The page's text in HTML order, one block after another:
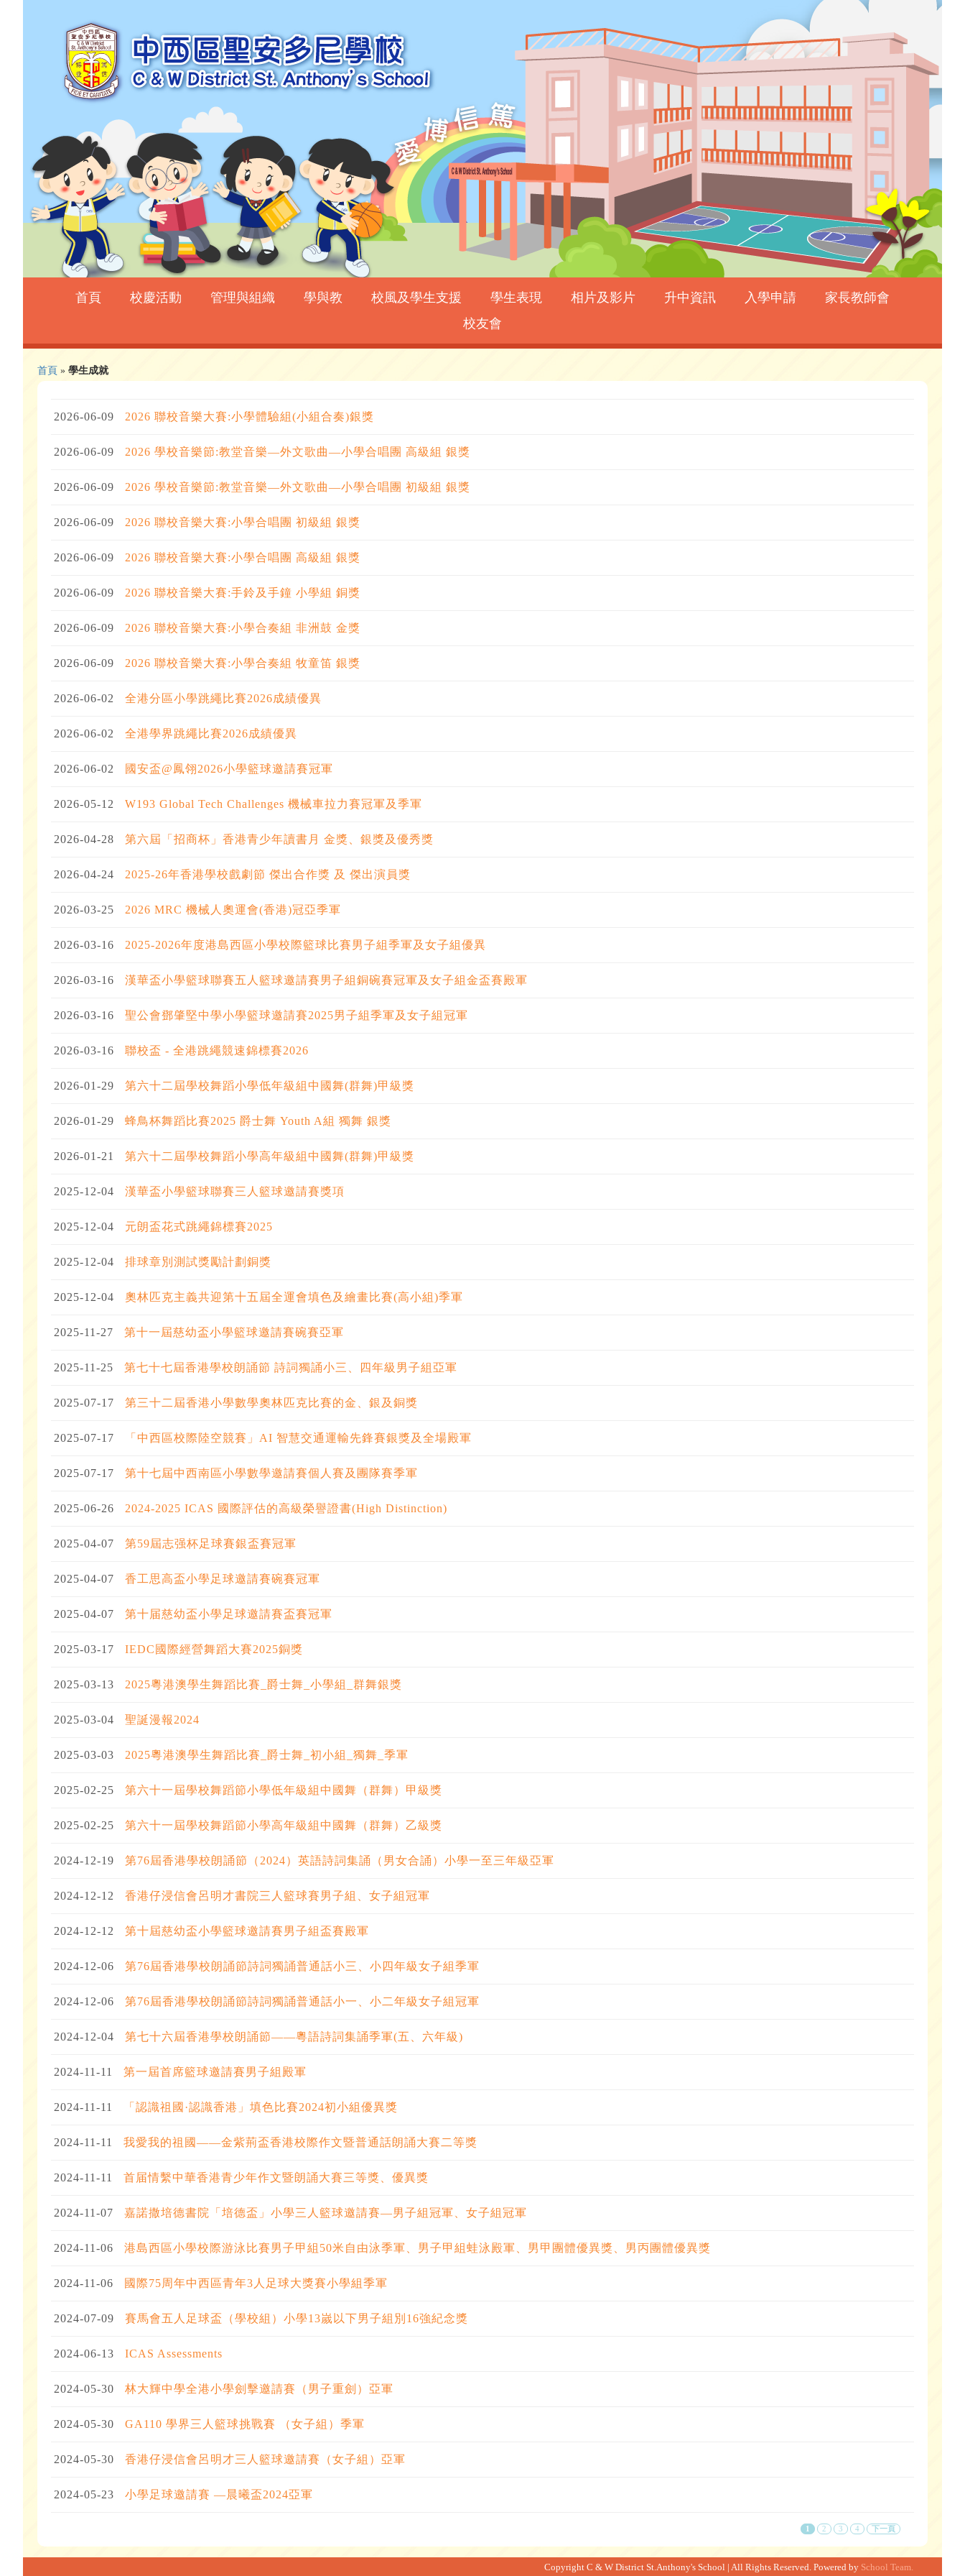
校慶活動
管理與組織
校風及學生支援
學生表現
相片及影片
升中資訊
入學申請
家長教師會首頁 校慶活動 管理與組織 學與教 校風及學生支援 學生表現 相片及影片 升中資訊 入學申請
家長教師會
校友會
首頁 » 學生成就
2026-06-09 2026 聯校音樂大賽:小學體驗組(小組合奏)銀獎
2026-06-09 2026 學校音樂節:教堂音樂—外文歌曲—小學合唱團 高級組 銀獎
2026-06-09 2026 學校音樂節:教堂音樂—外文歌曲—小學合唱團 初級組 銀獎
2026-06-09 2026 聯校音樂大賽:小學合唱團 初級組 銀獎
2026-06-09 2026 聯校音樂大賽:小學合唱團 高級組 銀獎
2026-06-09 2026 聯校音樂大賽:手鈴及手鐘 小學組 銅獎
2026-06-09 2026 聯校音樂大賽:小學合奏組 非洲鼓 金獎
2026-06-09 2026 聯校音樂大賽:小學合奏組 牧童笛 銀獎
2026-06-02 全港分區小學跳繩比賽2026成績優異
2026-06-02 全港學界跳繩比賽2026成績優異
2026-06-02 國安盃@鳳翎2026小學籃球邀請賽冠軍
2026-05-12 W193 Global Tech Challenges 機械車拉力賽冠軍及季軍
2026-04-28 第六屆「招商杯」香港青少年讀書月 金獎、銀獎及優秀獎
2026-04-24 2025-26年香港學校戲劇節 傑出合作獎 及 傑出演員獎
2026-03-25 2026 MRC 機械人奧運會(香港)冠亞季軍
2026-03-16 2025-2026年度港島西區小學校際籃球比賽男子組季軍及女子組優異
2026-03-16 漢華盃小學籃球聯賽五人籃球邀請賽男子組銅碗賽冠軍及女子組金盃賽殿軍
2026-03-16 聖公會鄧肇堅中學小學籃球邀請賽2025男子組季軍及女子組冠軍
2026-03-16 聯校盃 - 全港跳繩競速錦標賽2026
2026-01-29 第六十二屆學校舞蹈小學低年級組中國舞(群舞)甲級獎
2026-01-29 蜂鳥杯舞蹈比賽2025 爵士舞 Youth A組 獨舞 銀獎
2026-01-21 第六十二屆學校舞蹈小學高年級組中國舞(群舞)甲級獎
2025-12-04 漢華盃小學籃球聯賽三人籃球邀請賽獎項
2025-12-04 元朗盃花式跳繩錦標賽2025
2025-12-04 排球章別測試獎勵計劃銅獎
2025-12-04 奧林匹克主義共迎第十五屆全運會填色及繪畫比賽(高小組)季軍
2025-11-27 第十一屆慈幼盃小學籃球邀請賽碗賽亞軍
2025-11-25 第七十七屆香港學校朗誦節 詩詞獨誦小三、四年級男子組亞軍
2025-07-17 第三十二屆香港小學數學奧林匹克比賽的金、銀及銅獎
2025-07-17 「中西區校際陸空競賽」AI 智慧交通運輸先鋒賽銀獎及全場殿軍
2025-07-17 第十七屆中西南區小學數學邀請賽個人賽及團隊賽季軍
2025-06-26 2024-2025 ICAS 國際評估的高級榮譽證書(High Distinction)
2025-04-07 第59屆志强杯足球賽銀盃賽冠軍
2025-04-07 香工思高盃小學足球邀請賽碗賽冠軍
2025-04-07 第十届慈幼盃小學足球邀請賽盃賽冠軍
2025-03-17 IEDC國際經營舞蹈大賽2025銅獎
2025-03-13 2025粵港澳學生舞蹈比賽_爵士舞_小學組_群舞銀獎
2025-03-04 聖誕漫報2024
2025-03-03 2025粵港澳學生舞蹈比賽_爵士舞_初小組_獨舞_季軍
2025-02-25 第六十一屆學校舞蹈節小學低年級組中國舞（群舞）甲級獎
2025-02-25 第六十一屆學校舞蹈節小學高年級組中國舞（群舞）乙級獎
2024-12-19 第76屆香港學校朗誦節（2024）英語詩詞集誦（男女合誦）小學一至三年級亞軍
2024-12-12 香港仔浸信會呂明才書院三人籃球賽男子組、女子組冠軍
2024-12-12 第十屆慈幼盃小學籃球邀請賽男子組盃賽殿軍
2024-12-06 第76屆香港學校朗誦節詩詞獨誦普通話小三、小四年級女子組季軍
2024-12-06 第76屆香港學校朗誦節詩詞獨誦普通話小一、小二年級女子組冠軍
2024-12-04 第七十六屆香港學校朗誦節——粵語詩詞集誦季軍(五、六年級)
2024-11-11 第一屆首席籃球邀請賽男子組殿軍
2024-11-11 「認識祖國·認識香港」填色比賽2024初小組優異獎
2024-11-11 我愛我的祖國——金紫荊盃香港校際作文暨普通話朗誦大賽二等獎
2024-11-11 首届情繫中華香港青少年作文暨朗誦大賽三等獎、優異獎
2024-11-07 嘉諾撒培德書院「培德盃」小學三人籃球邀請賽—男子組冠軍、女子組冠軍
2024-11-06 港島西區小學校際游泳比賽男子甲組50米自由泳季軍、男子甲組蛙泳殿軍、男甲團體優異獎、男丙團體優異獎
2024-11-06 國際75周年中西區青年3人足球大獎賽小學組季軍
2024-07-09 賽馬會五人足球盃（學校組）小學13嵗以下男子組別16強紀念獎
2024-06-13 ICAS Assessments
2024-05-30 林大輝中學全港小學劍擊邀請賽（男子重劍）亞軍
2024-05-30 GA110 學界三人籃球挑戰賽 （女子組）季軍
2024-05-30 香港仔浸信會呂明才三人籃球邀請賽（女子組）亞軍
2024-05-23 小學足球邀請賽 —晨曦盃2024亞軍
1 2 3 4 下一頁
Copyright C & W District St.Anthony's School | All Rights Reserved. Powered by School Team.